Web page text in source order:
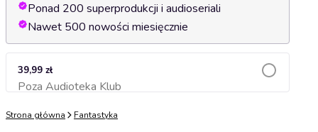
Ponad 200 superprodukcji i audioseriali
Nawet 500 nowości miesięcznie
39,99 zł
Poza Audioteka KlubDodaj do koszyka
Strona główna Fantastyka